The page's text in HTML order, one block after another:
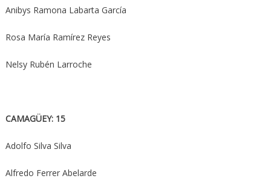
Anibys Ramona Labarta García
Rosa María Ramírez Reyes
Nelsy Rubén Larroche
CAMAGÜEY: 15
Adolfo Silva Silva
Alfredo Ferrer Abelarde